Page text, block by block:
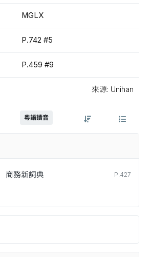
MGLX
P.742 #5
P.459 #9
來源: Unihan
粵語讀音
商務新詞典 P.427